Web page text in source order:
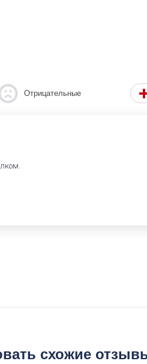
Отрицательные
схожие